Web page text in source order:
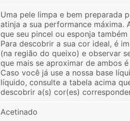
Uma pele limpa e bem preparada
atinja a sua performance máxima.
que seu pincel ou esponja
Para descobrir a sua cor ideal, é
(na região do queixo) e observar
que mais se aproximar de ambos
Caso você já use a nossa base
líquido, consulte a tabela acima
descobrir a(s) cor(es)
Acetinado